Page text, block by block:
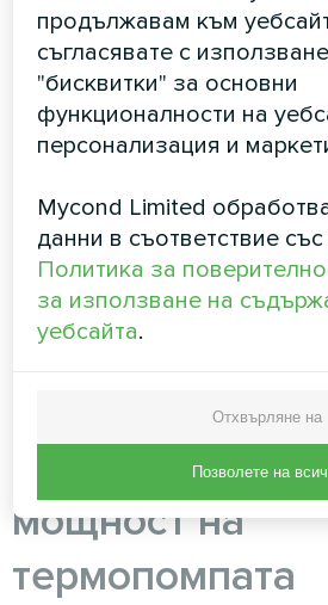
Топлинни загуби при тази
от максималните = 6 кВт.
мощност на термопомпата: 6
резерв = 7 кВт. Подходящи
MHM-U06HL (7,2 кВт) или
NBS (9,2 кВт). Резервен
Недостатък: резервът
икономията е по-малка.
Важно е да се разбира, че
примери за демонстрация
Конкретните параметри се
Коефициент на
мощност на
термопомпата
продължавам към
съгласявате с
"бисквитки" за основни
функционалности на
персонализация и
Mycond Limited
данни в съответствие със
Политика за
за използване на
уебсайта.
Отхвърляне на
Позволете на